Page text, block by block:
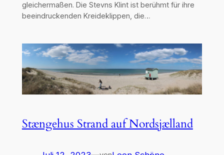
gleichermaßen. Die Stevns Klint ist berühmt für ihre
beeindruckenden Kreideklippen, die…
Stængehus Strand auf Nordsjælland